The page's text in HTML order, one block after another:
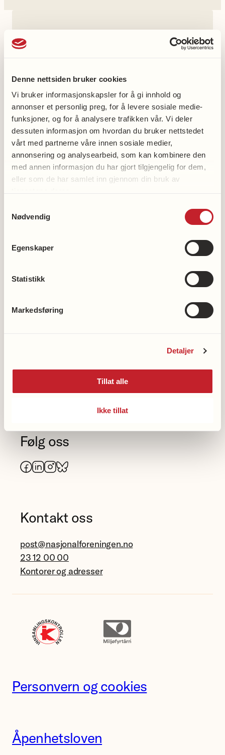
Denne nettsiden bruker cookies
Vi bruker informasjonskapsler for å gi innhold og
annonser et personlig preg, for å levere sosiale medie-
funksjoner, og for å analysere trafikken vår. Vi deler
dessuten informasjon om hvordan du bruker nettstedet
vårt med partnerne våre innen sosiale medier,
annonsering og analysearbeid, som kan kombinere den
med annen informasjon du har gjort tilgjengelig for dem,
eller som de har samlet inn gjennom din bruk av
Nødvendig
Egenskaper
Statistikk
Markedsføring
Detaljer
Tillat alle
Ikke tillat
Ellen S. Dammen
97134545
Bli medlem
Støtt hjerteforskningen
Støtt demensforskningen
Vipps en gave til demensforskningen: 2216
Nasjonalforeningens hjertelinje
Nasjonalforeningens
Følg oss
Facebook
LinkedIn
Instagram
Bluesky
Kontakt oss
post@nasjonalforeningen.no
23 12 00 00
Kontorer og adresser
Personvern og cookies
Åpenhetsloven